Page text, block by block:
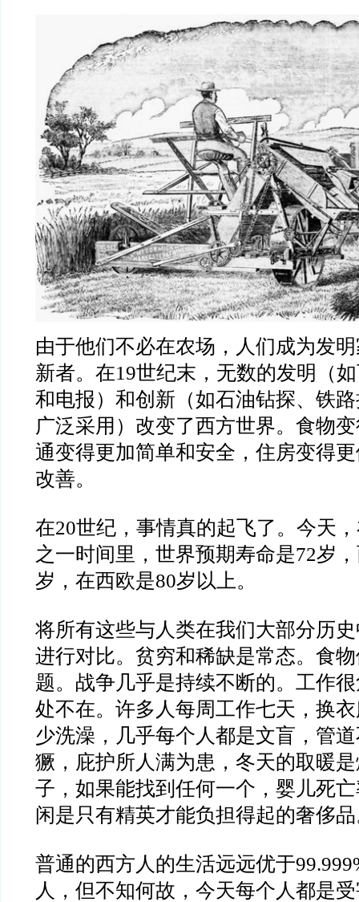
由于他们不必在农场，人们成为发
新者。在19世纪末，无数的发明（
和电报）和创新（如石油钻探、铁
广泛采用）改变了西方世界。食物
通变得更加简单和安全，住房变得
改善。
在20世纪，事情真的起飞了。今天
之一时间里，世界预期寿命是72岁
岁，在西欧是80岁以上。
将所有这些与人类在我们大部分历
进行对比。贫穷和稀缺是常态。食
题。战争几乎是持续不断的。工作
处不在。许多人每周工作七天，换
少洗澡，几乎每个人都是文盲，管
獗，庇护所人满为患，冬天的取暖
子，如果能找到任何一个，婴儿死
闲是只有精英才能负担得起的奢侈
普通的西方人的生活远远优于
人，但不知何故，今天每个人都是